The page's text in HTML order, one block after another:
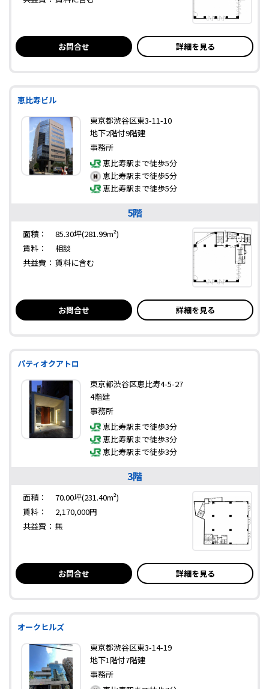
お問合せ 詳細を見る
恵比寿ビル
東京都渋谷区東3-11-10
地下2階付9階建
事務所
恵比寿駅まで徒歩5分
恵比寿駅まで徒歩5分
恵比寿駅まで徒歩5分
5階
面積：
85.30坪(281.99m²)
賃料：
相談
共益費： 賃料に含む
お問合せ 詳細を見る
パティオクアトロ
東京都渋谷区恵比寿4-5-27
4階建
事務所
恵比寿駅まで徒歩3分
恵比寿駅まで徒歩3分
恵比寿駅まで徒歩3分
3階
面積：
70.00坪(231.40m²)
賃料：
2,170,000円
共益費： 無
お問合せ 詳細を見る
オークヒルズ
東京都渋谷区東3-14-19
地下1階付7階建
事務所